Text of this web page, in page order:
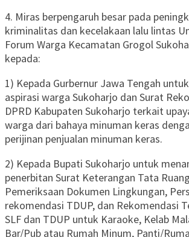
4. Miras berpengaruh besar pada
kriminalitas dan kecelakaan lalu lintas
Forum Warga Kecamatan Grogol
kepada:
1) Kepada Gurbernur Jawa Tengah
aspirasi warga Sukoharjo dan Surat
DPRD Kabupaten Sukoharjo terkait
warga dari bahaya minuman keras
perijinan penjualan minuman keras.
2) Kepada Bupati Sukoharjo untuk
penerbitan Surat Keterangan Tata
Pemeriksaan Dokumen Lingkungan,
rekomendasi TDUP, dan Rekomendasi
SLF dan TDUP untuk Karaoke, Kelab
Bar/Pub atau Rumah Minum, Panti/